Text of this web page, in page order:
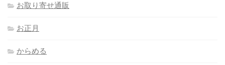
お取り寄せ通販
お正月
からめる